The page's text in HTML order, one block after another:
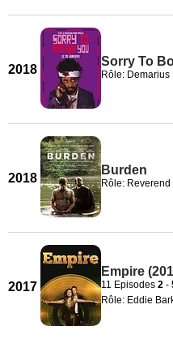
2018
Sorry To
Rôle: Demarius
2018
Burden
Rôle:
2017
Empire
11 Episodes 2 -
Rôle: Eddie